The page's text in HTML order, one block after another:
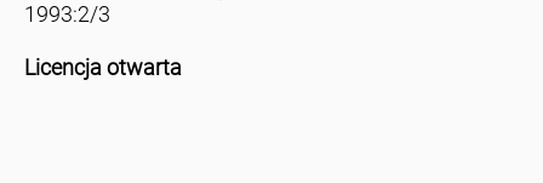
1993:2/3
Licencja otwarta